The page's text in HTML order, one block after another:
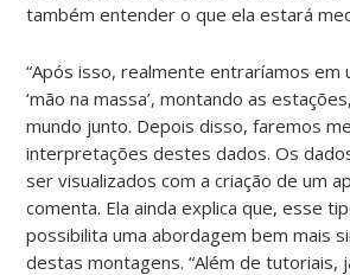
também entender o que ela estará
“Após isso, realmente entraríamos em
‘mão na massa’, montando as
mundo junto. Depois disso, faremos
interpretações destes dados. Os
ser visualizados com a criação de um
comenta. Ela ainda explica que, esse
possibilita uma abordagem bem mais
destas montagens. “Além de tutoriais,